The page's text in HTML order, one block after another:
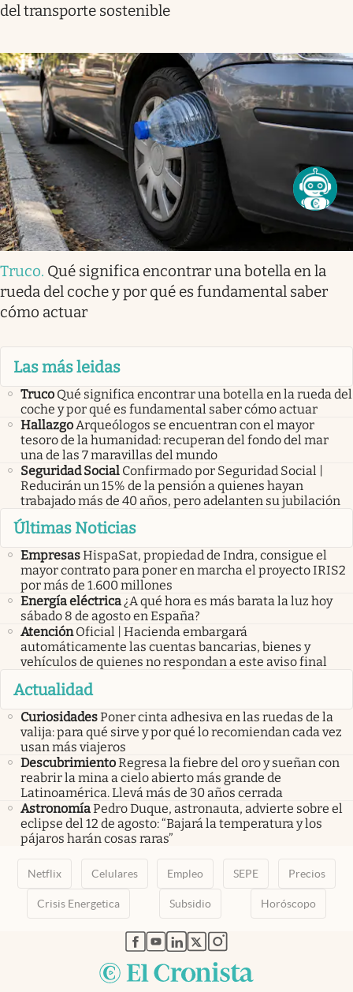
del transporte sostenible
Truco. Qué significa encontrar una botella en la
rueda del coche y por qué es fundamental saber
cómo actuar
Las más leidas
Truco Qué significa encontrar una botella en la rueda del
coche y por qué es fundamental saber cómo actuar
HallazgoArqueólogos se encuentran con el mayor
tesoro de la humanidad: recuperan del fondo del mar
una de las 7 maravillas del mundo
Seguridad Social Confirmado por Seguridad Social |
Reducirán un 15% de la pensión a quienes hayan
trabajado más de 40 años, pero adelanten su jubilación
Últimas Noticias
EmpresasHispaSat, propiedad de Indra, consigue el
mayor contrato para poner en marcha el proyecto IRIS2
por más de 1.600 millones
Energía eléctrica¿A qué hora es más barata la luz hoy
sábado 8 de agosto en España?
Atención Oficial | Hacienda embargará
automáticamente las cuentas bancarias, bienes y
vehículos de quienes no respondan a este aviso final
Actualidad
CuriosidadesPoner cinta adhesiva en las ruedas de la
valija: para qué sirve y por qué lo recomiendan cada vez
usan más viajeros
DescubrimientoRegresa la fiebre del oro y sueñan con
reabrir la mina a cielo abierto más grande de
Latinoamérica. Llevá más de 30 años cerrada
AstronomíaPedro Duque, astronauta, advierte sobre el
eclipse del 12 de agosto: “Bajará la temperatura y los
pájaros harán cosas raras”
Netflix Celulares Empleo SEPE Precios
Crisis Energetica Subsidio Horóscopo
abre en nueva pestaña
abre en nueva pestaña
abre en nueva pestaña
abre en nueva pestaña
abre en nueva pestaña